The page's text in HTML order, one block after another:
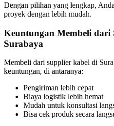
Dengan pilihan yang lengkap,
proyek dengan lebih mudah.
Keuntungan Membeli dari
Surabaya
Membeli dari supplier kabel di
keuntungan, di antaranya:
Pengiriman lebih cepat
Biaya logistik lebih hemat
Mudah untuk konsultasi
Bisa cek produk secara